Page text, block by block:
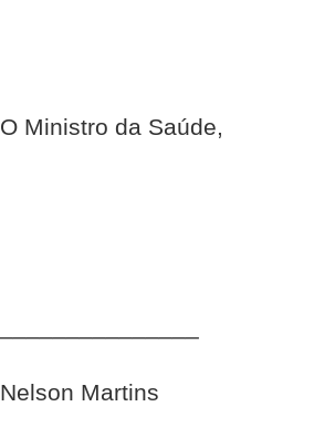
O Ministro da Saúde,
Nelson Martins